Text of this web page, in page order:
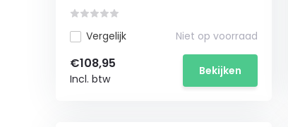
Vergelijk Niet op voorraad
€108,95
Incl. btw
Bekijken